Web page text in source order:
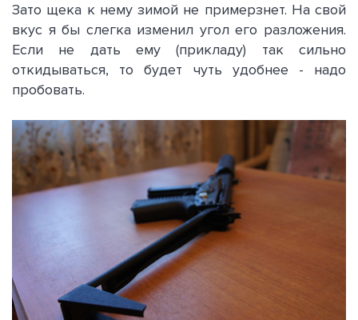
Зато щека к нему зимой не примерзнет. На свой
вкус я бы слегка изменил угол его разложения.
Если не дать ему (прикладу) так сильно
откидываться, то будет чуть удобнее - надо
пробовать.